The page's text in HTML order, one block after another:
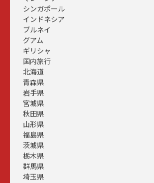
シンガポール
インドネシア
ブルネイ
グアム
ギリシャ
国内旅行
北海道
青森県
岩手県
宮城県
秋田県
山形県
福島県
茨城県
栃木県
群馬県
埼玉県